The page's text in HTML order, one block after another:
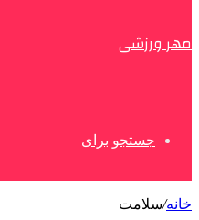
مهر ورزشی
جستجو برای
خانه/سلامت